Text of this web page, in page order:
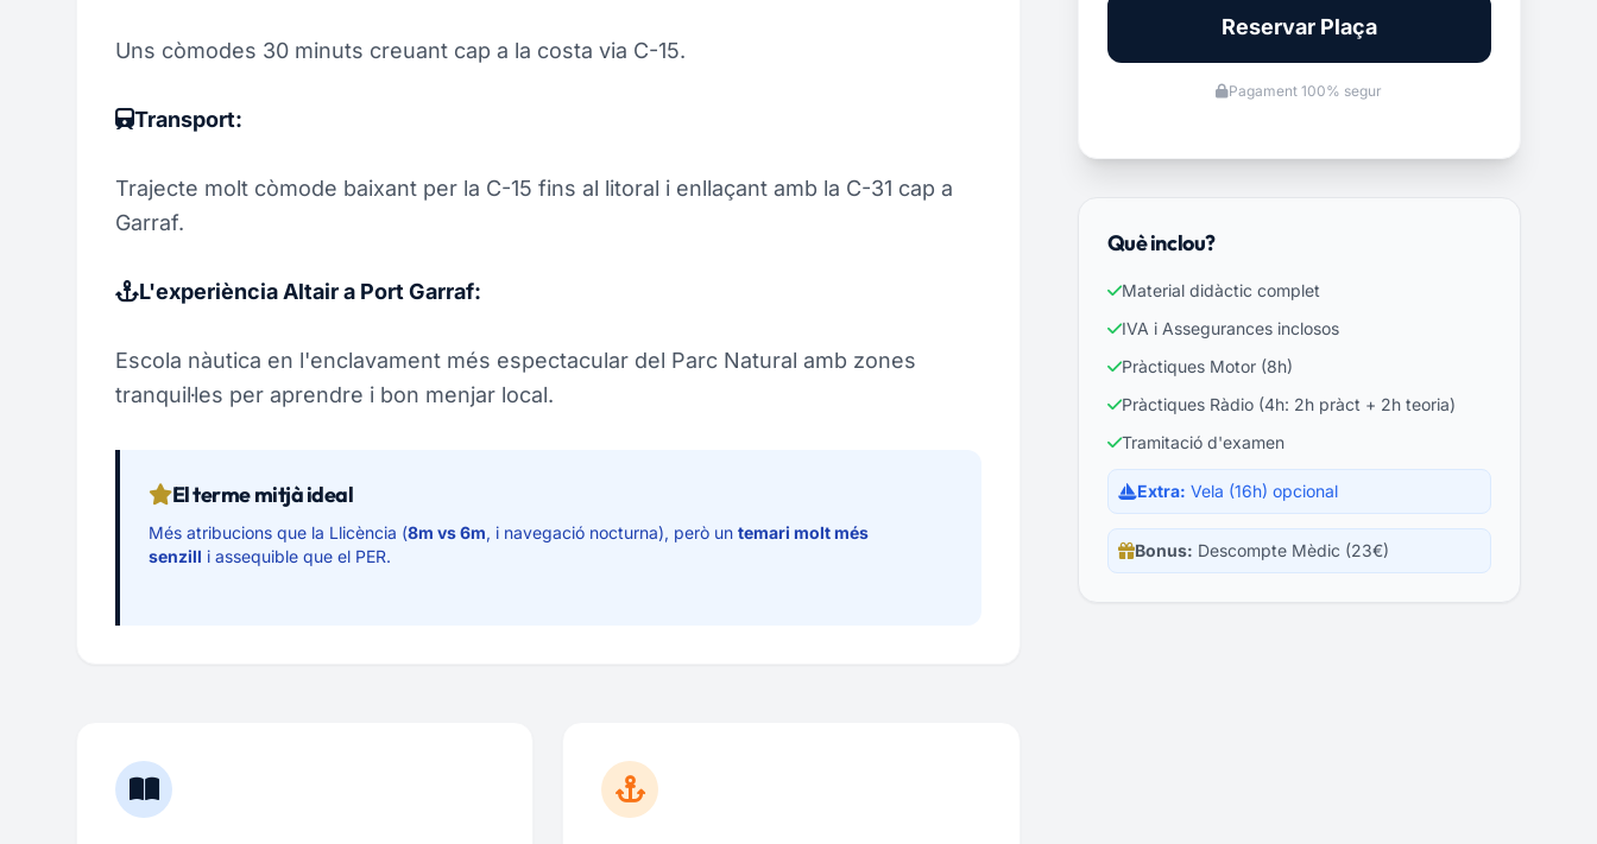
Uns còmodes 30 minuts creuant cap a la costa via C-15.
Transport:
Trajecte molt còmode baixant per la C-15 fins al litoral i enllaçant amb la C-31 cap a
Garraf.
L'experiència Altair a Port Garraf:
Escola nàutica en l'enclavament més espectacular del Parc Natural amb zones
tranquil·les per aprendre i bon menjar local.
El terme mitjà ideal
Més atribucions que la Llicència (8m vs 6m, i navegació nocturna), però un temari molt més
senzill i assequible que el PER.
Reservar Plaça
Pagament 100% segur
Què inclou?
Material didàctic complet
IVA i Assegurances inclosos
Pràctiques Motor (8h)
Pràctiques Ràdio (4h: 2h pràct + 2h teoria)
Tramitació d'examen
Extra: Vela (16h) opcional
Bonus: Descompte Mèdic (23€)